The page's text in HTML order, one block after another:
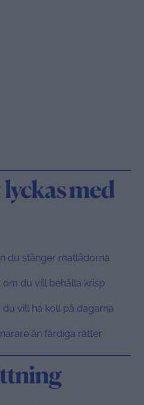
med
du stänger matlådorna
om du vill behålla krisp
vill ha koll på dagarna
än färdiga rätter